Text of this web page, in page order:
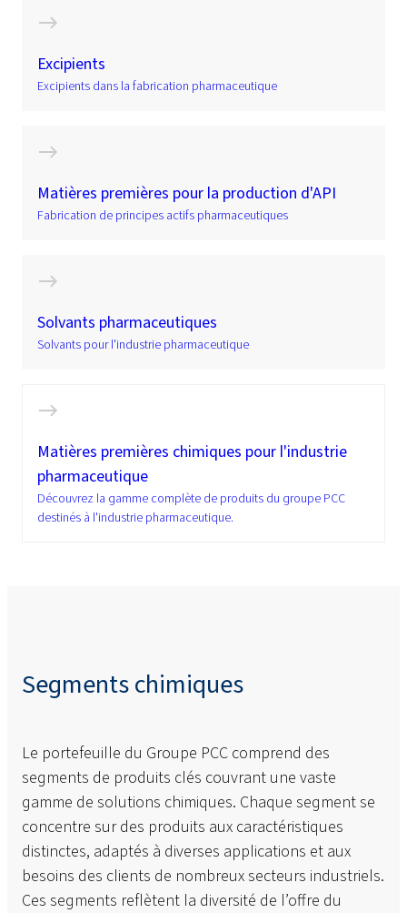
Excipients
Excipients dans la fabrication pharmaceutique
Matières premières pour la production d'API
Fabrication de principes actifs pharmaceutiques
Solvants pharmaceutiques
Solvants pour l'industrie pharmaceutique
Matières premières chimiques pour l'industrie
pharmaceutique
Découvrez la gamme complète de produits du groupe PCC
destinés à l'industrie pharmaceutique.
Segments chimiques
Le portefeuille du Groupe PCC comprend des
segments de produits clés couvrant une vaste
gamme de solutions chimiques. Chaque segment se
concentre sur des produits aux caractéristiques
distinctes, adaptés à diverses applications et aux
besoins des clients de nombreux secteurs industriels.
Ces segments reflètent la diversité de l’offre du